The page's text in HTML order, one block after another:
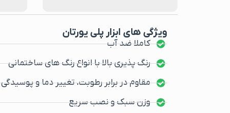
ویژگی های ابزار پلی یورتان
کاملا ضد آب
رنگ پذیری بالا با انواع رنگ های ساختمانی
مقاوم در برابر رطوبت، تغییر دما و پوسیدگی
وزن سبک و نصب سریع